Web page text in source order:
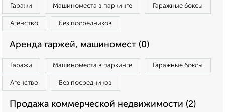
Гаражи Машиноместа в паркинге Гаражные боксы
Агенство Без посредников
Аренда гаржей, машиномест (0)
Гаражи Машиноместа в паркинге Гаражные боксы
Агенство Без посредников
Продажа коммерческой недвижимости (2)